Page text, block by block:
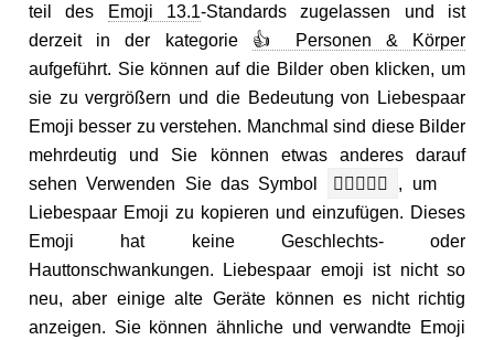
teil des Emoji 13.1-Standards zugelassen und ist
derzeit in der kategorie 👍 Personen & Körper
aufgeführt. Sie können auf die Bilder oben klicken, um
sie zu vergrößern und die Bedeutung von Liebespaar
Emoji besser zu verstehen. Manchmal sind diese Bilder
mehrdeutig und Sie können etwas anderes darauf
sehen Verwenden Sie das Symbol
🧑🏿‍❤️‍🧑🏻
, um
Liebespaar Emoji zu kopieren und einzufügen. Dieses
Emoji hat keine Geschlechts- oder
Hauttonschwankungen. Liebespaar emoji ist nicht so
neu, aber einige alte Geräte können es nicht richtig
anzeigen. Sie können ähnliche und verwandte Emoji